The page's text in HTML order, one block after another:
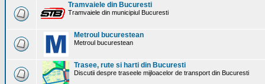
Tramvaiele din Bucuresti
Tramvaiele din municipiul Bucuresti
Metroul bucurestean
Metroul bucurestean
Trasee, rute si harti din Bucuresti
Discutii despre traseele mijloacelor de transport din Bucuresti